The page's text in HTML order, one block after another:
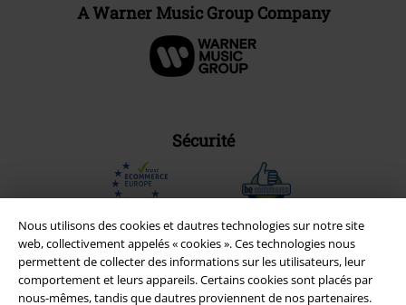
Nous utilisons des cookies et dautres technologies sur notre site
web, collectivement appelés « cookies ». Ces technologies nous
permettent de collecter des informations sur les utilisateurs, leur
comportement et leurs appareils. Certains cookies sont placés par
nous-mêmes, tandis que dautres proviennent de nos partenaires.
A Warner Music Group Company
Sécurité